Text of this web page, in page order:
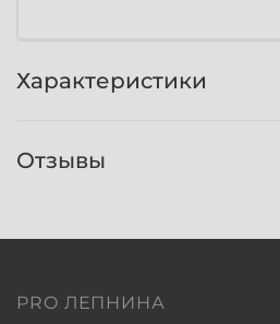
Характеристики
Отзывы
PRO ЛЕПНИНА